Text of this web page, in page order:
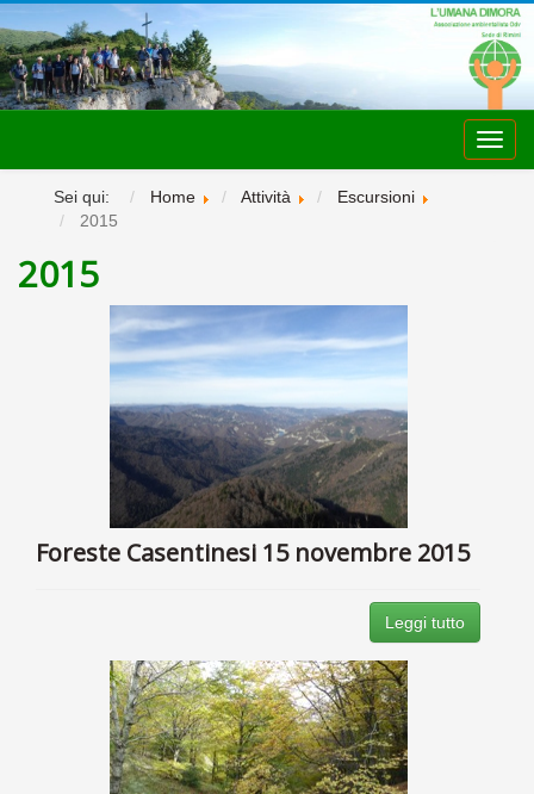
Sei qui:
Home Attività
Escursioni
2015
2015
Foreste Casentinesi 15 novembre 2015
Leggi tutto